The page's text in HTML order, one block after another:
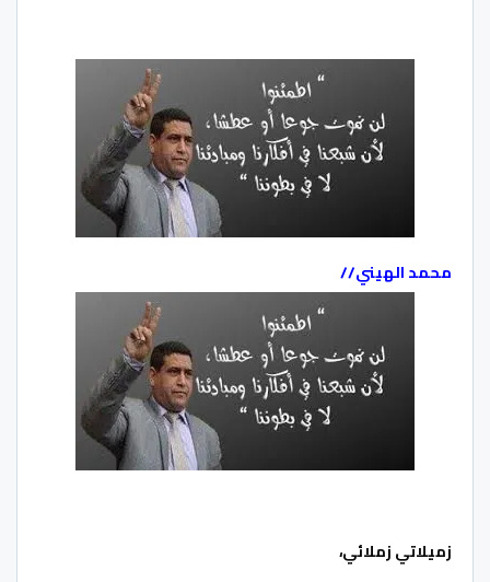
محمد الهيني//
زميلاتي زملائي،